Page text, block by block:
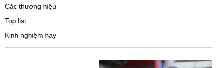
Các thương hiệu
Top list
Kinh nghiệm hay